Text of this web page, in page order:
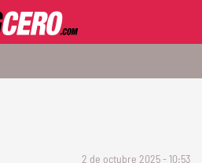
2 de octubre 2025 - 10:53